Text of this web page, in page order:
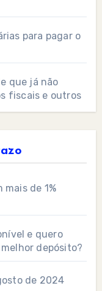
para pagar o
que já não
fiscais e outros
de 1%
e quero
depósito?
de 2024